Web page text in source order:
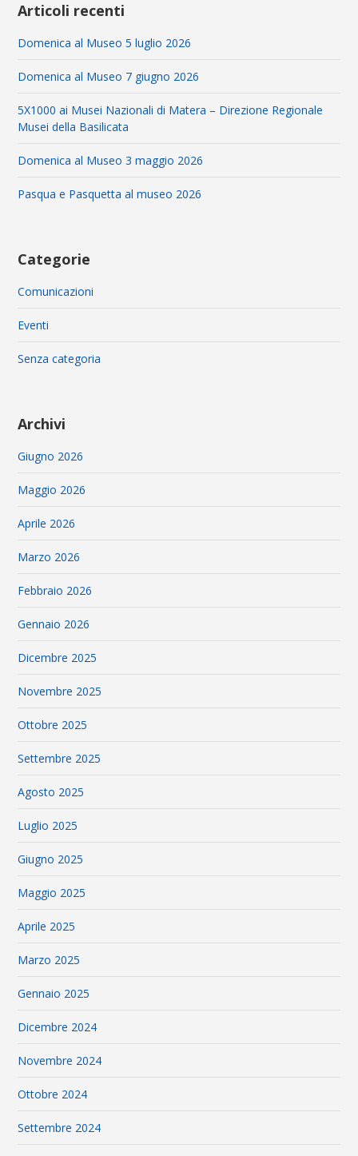
Articoli recenti
Domenica al Museo 5 luglio 2026
Domenica al Museo 7 giugno 2026
5X1000 ai Musei Nazionali di Matera – Direzione Regionale
Musei della Basilicata
Domenica al Museo 3 maggio 2026
Pasqua e Pasquetta al museo 2026
Categorie
Comunicazioni
Eventi
Senza categoria
Archivi
Giugno 2026
Maggio 2026
Aprile 2026
Marzo 2026
Febbraio 2026
Gennaio 2026
Dicembre 2025
Novembre 2025
Ottobre 2025
Settembre 2025
Agosto 2025
Luglio 2025
Giugno 2025
Maggio 2025
Aprile 2025
Marzo 2025
Gennaio 2025
Dicembre 2024
Novembre 2024
Ottobre 2024
Settembre 2024